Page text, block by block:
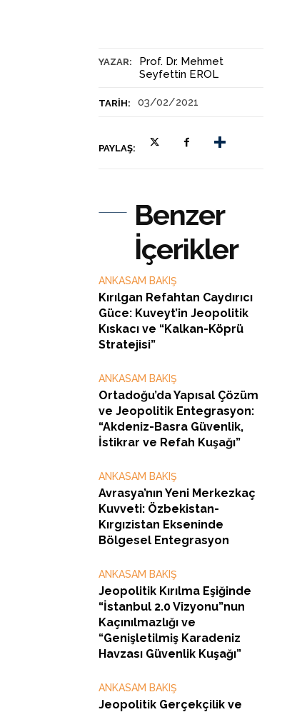
YAZAR:
Prof. Dr. Mehmet
Seyfettin EROL
TARIH: 03/02/2021
PAYLAŞ:
Benzer
İçerikler
ANKASAM BAKIŞ
Kırılgan Refahtan Caydırıcı
Güce: Kuveyt’in Jeopolitik
Kıskacı ve “Kalkan-Köprü
Stratejisi”
ANKASAM BAKIŞ
Ortadoğu’da Yapısal Çözüm
ve Jeopolitik Entegrasyon:
“Akdeniz-Basra Güvenlik,
İstikrar ve Refah Kuşağı”
ANKASAM BAKIŞ
Avrasya’nın Yeni Merkezkaç
Kuvveti: Özbekistan-
Kırgızistan Ekseninde
Bölgesel Entegrasyon
ANKASAM BAKIŞ
Jeopolitik Kırılma Eşiğinde
“İstanbul 2.0 Vizyonu”nun
Kaçınılmazlığı ve
“Genişletilmiş Karadeniz
Havzası Güvenlik Kuşağı”
ANKASAM BAKIŞ
Jeopolitik Gerçekçilik ve